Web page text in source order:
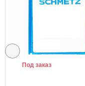
Под заказ